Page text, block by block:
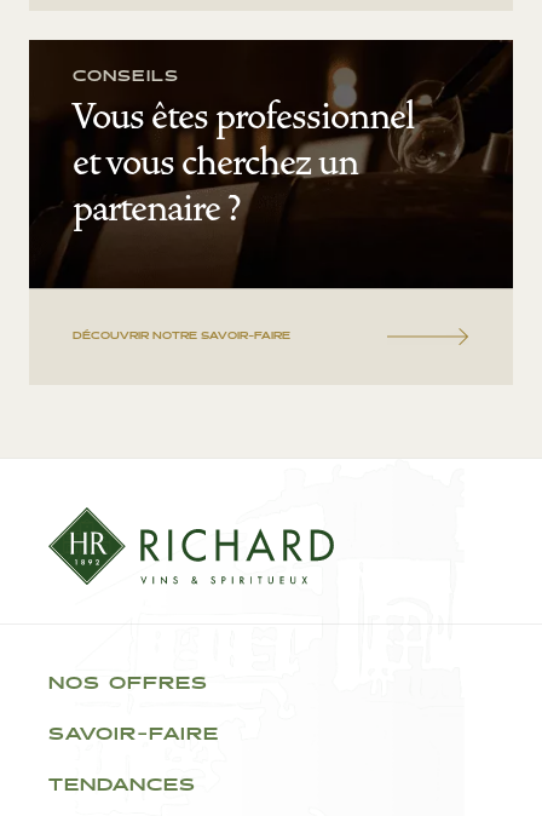
CONSEILS
Vous êtes professionnel
et vous cherchez un
partenaire ?
DÉCOUVRIR NOTRE SAVOIR-FAIRE
NOS OFFRES
SAVOIR-FAIRE
TENDANCES